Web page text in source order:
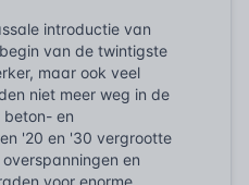
introductie van
van de twintigste
maar ook veel
niet meer weg in de
beton- en
'20 en '30 vergrootte
en
voor enorme